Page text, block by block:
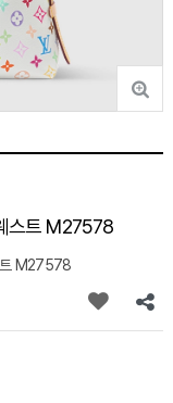
스트 M27578
트 M27578